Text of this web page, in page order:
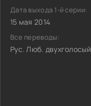
Дата выхода 1-й серии:
15 мая 2014
Все переводы:
Рус. Люб. двухголосый